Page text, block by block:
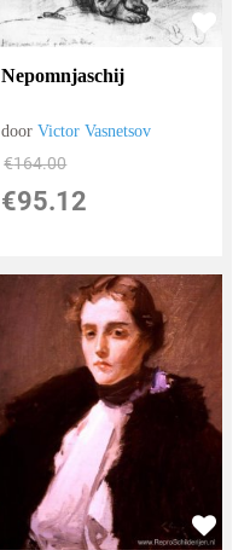
Nepomnjaschij
doorVictor Vasnetsov
€164.00
€95.12